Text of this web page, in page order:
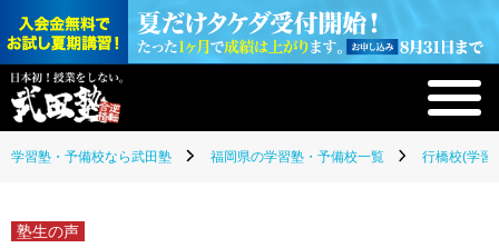
学習塾・予備校なら武田塾 福岡県の学習塾・予備校一覧 行橋校(学習
塾生の声